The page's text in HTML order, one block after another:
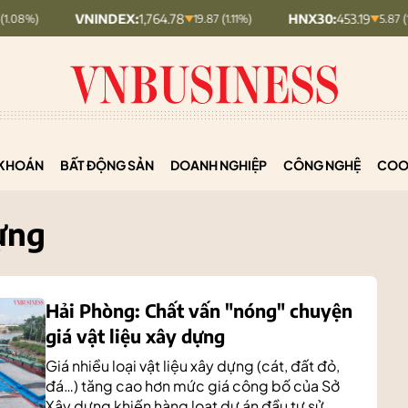
VNINDEX: 1,764.78 19.87 (1.11%) HNX30: 453.19 5.87 (1.28%)
BẤT ĐỘNG SẢN DOANH NGHIỆP CÔNG NGHỆ
Hải Phòng: Chất vấn "nóng" chuyện
giá vật liệu xây dựng
Giá nhiều loại vật liệu xây dựng (cát, đất đỏ,
đá…) tăng cao hơn mức giá công bố của Sở